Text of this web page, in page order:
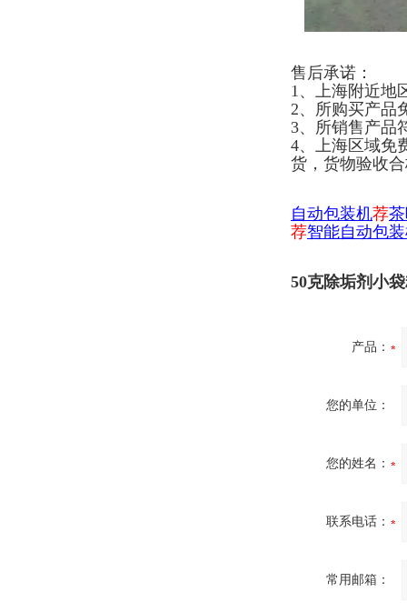
售后承诺：
1、上海附近地
2、所购买产品
3、所销售产品
4、上海区域免
货，货物验收
自动包装机荐
荐智能自动包
50克除垢剂小
产品：
您的单位：
您的姓名：
联系电话：
常用邮箱：